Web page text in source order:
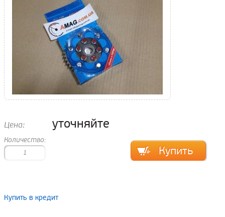
Цена: уточняйте
Количество:
Купить в кредит